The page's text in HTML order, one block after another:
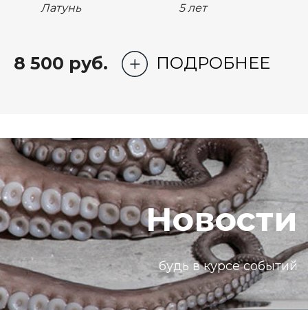
Латунь
5 лет
8 500 руб. ПОДРОБНЕЕ
Новости
будь в курсе событий